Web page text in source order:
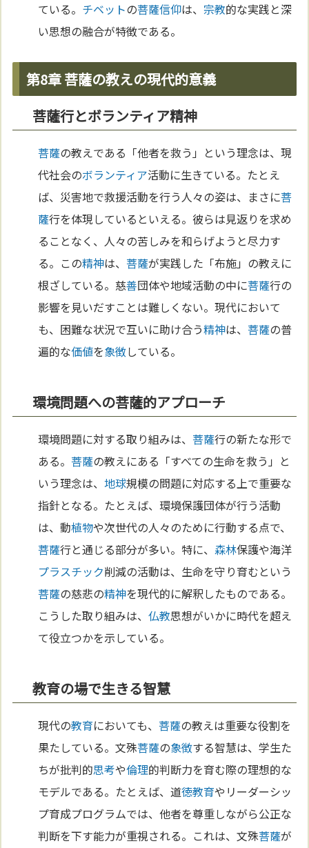
ている。 チベットの菩薩信仰は、 宗教的な実践と深
い思想の融合が特徴である。
第8章 菩薩の教えの現代的意義
菩薩行とボランティア精神
菩薩の教えである「他者を救う」という理念は、現
代社会のボランティア活動に生きている。たとえ
ば、災害地で救援活動を行う人々の姿は、まさに菩
薩行を体現しているといえる。彼らは見返りを求め
ることなく、人々の苦しみを和らげようと尽力す
る。この精神は、菩薩が実践した「布施」の教えに
根ざしている。慈善団体や地域活動の中に菩薩行の
影響を見いだすことは難しくない。現代において
も、困難な状況で互いに助け合う精神は、菩薩の普
遍的な価値を象徴している。
環境問題への菩薩的アプローチ
環境問題に対する取り組みは、菩薩行の新たな形で
ある。菩薩の教えにある「すべての生命を救う」と
いう理念は、地球規模の問題に対応する上で重要な
指針となる。たとえば、環境保護団体が行う活動
は、動植物や次世代の人々のために行動する点で、
菩薩行と通じる部分が多い。特に、 森林保護や海洋
プラスチック削減の活動は、生命を守り育むという
菩薩の慈悲の精神を現代的に解釈したものである。
こうした取り組みは、仏教思想がいかに時代を超え
て役立つかを示している。
教育の場で生きる智慧
現代の教育においても、菩薩の教えは重要な役割を
果たしている。文殊菩薩の象徴する智慧は、学生た
ちが批判的思考や倫理的判断力を育む際の理想的な
モデルである。たとえば、道徳教育やリーダーシッ
プ育成プログラムでは、他者を尊重しながら公正な
判断を下す能力が重視される。これは、文殊菩薩が